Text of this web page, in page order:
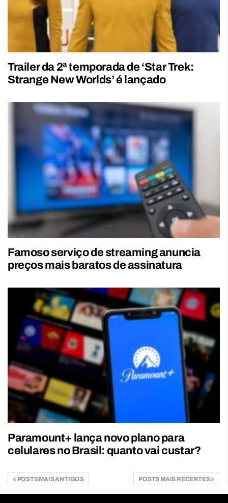
Trailer da 2ª temporada de ‘Star Trek:
Strange New Worlds’ é lançado
Famoso serviço de streaming anuncia
preços mais baratos de assinatura
Paramount+ lança novo plano para
celulares no Brasil: quanto vai custar?
POSTS MAIS ANTIGOS POSTS MAIS RECENTES